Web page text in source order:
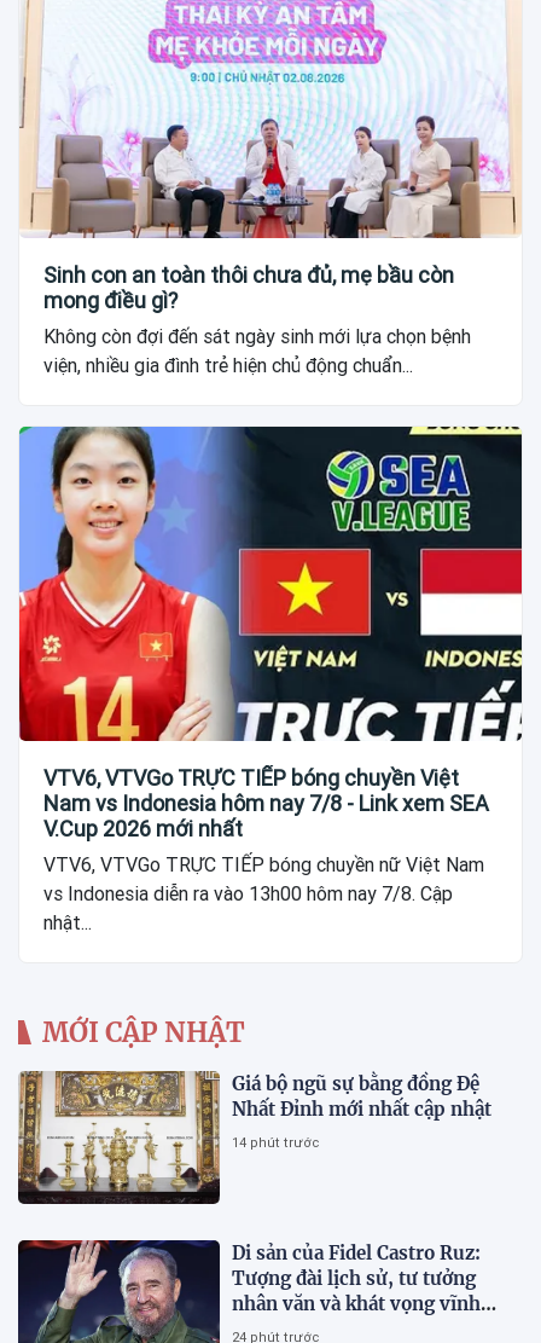
Sinh con an toàn thôi chưa đủ, mẹ bầu còn
mong điều gì?
Không còn đợi đến sát ngày sinh mới lựa chọn bệnh
viện, nhiều gia đình trẻ hiện chủ động chuẩn...
VTV6, VTVGo TRỰC TIẾP bóng chuyền Việt
Nam vs Indonesia hôm nay 7/8 - Link xem SEA
V.Cup 2026 mới nhất
VTV6, VTVGo TRỰC TIẾP bóng chuyền nữ Việt Nam
vs Indonesia diễn ra vào 13h00 hôm nay 7/8. Cập
nhật...
MỚI CẬP NHẬT
Giá bộ ngũ sự bằng đồng Đệ
Nhất Đỉnh mới nhất cập nhật
14 phút trước
Di sản của Fidel Castro Ruz:
Tượng đài lịch sử, tư tưởng
nhân văn và khát vọng vĩnh
hằng
24 phút trước